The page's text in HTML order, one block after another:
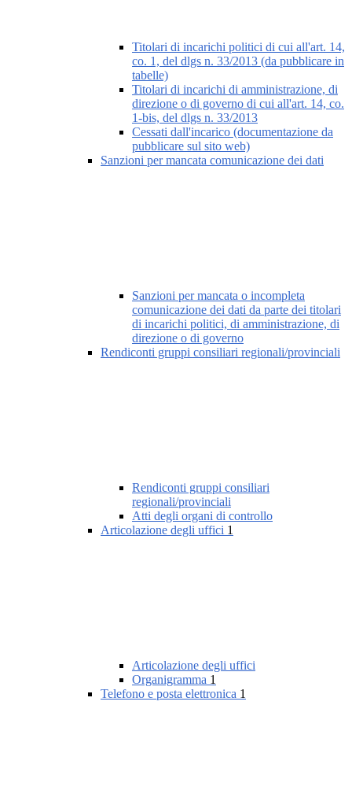
Titolari di incarichi politici di cui all'art. 14,
co. 1, del dlgs n. 33/2013 (da pubblicare in
tabelle)
Titolari di incarichi di amministrazione, di
direzione o di governo di cui all'art. 14, co.
1-bis, del dlgs n. 33/2013
Cessati dall'incarico (documentazione da
pubblicare sul sito web)
Sanzioni per mancata comunicazione dei dati
Sanzioni per mancata o incompleta
comunicazione dei dati da parte dei titolari
di incarichi politici, di amministrazione, di
direzione o di governo
Rendiconti gruppi consiliari regionali/provinciali
Rendiconti gruppi consiliari
regionali/provinciali
Atti degli organi di controllo
Articolazione degli uffici 1
Articolazione degli uffici
Organigramma 1
Telefono e posta elettronica 1